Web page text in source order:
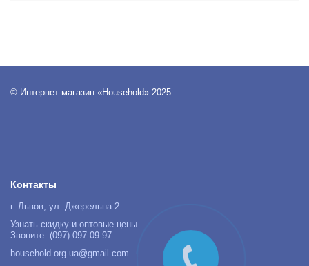
© Интернет-магазин «Household» 2025
Контакты
г. Львов, ул. Джерельна 2
Узнать скидку и оптовые цены
Звоните: (097) 097-09-97
household.org.ua@gmail.com